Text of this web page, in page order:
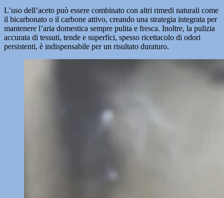
L’uso dell’aceto può essere combinato con altri rimedi naturali come
il bicarbonato o il carbone attivo, creando una strategia integrata per
mantenere l’aria domestica sempre pulita e fresca. Inoltre, la pulizia
accurata di tessuti, tende e superfici, spesso ricettacolo di odori
persistenti, è indispensabile per un risultato duraturo.